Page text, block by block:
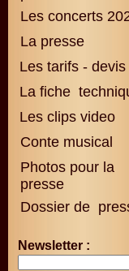
Les concerts
La presse
Les tarifs - devis
La fiche
Les clips video
Conte musical
Photos pour la
presse
Dossier de
Newsletter :